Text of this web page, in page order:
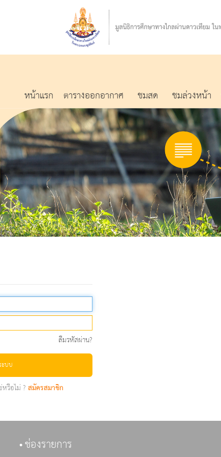
หน้าแรก ตารางออกอากาศ ชมสด ชมล่วงหน้า
ลืมรหัสผ่าน?
ะบบ
รือไม่ ?สมัครสมาชิก
ช่องรายการ